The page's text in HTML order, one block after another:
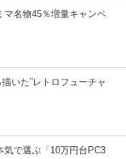
マ名物45％増量キャンペ
いた”レトロフューチャ
気で選ぶ「10万円台PC3